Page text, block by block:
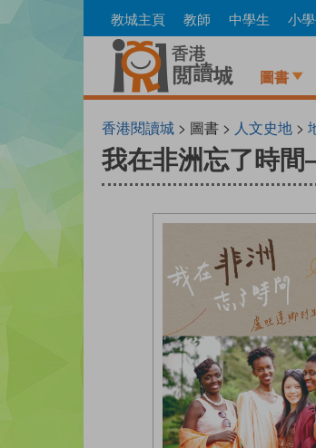
to
教城主頁 教師 中學生 小
圖書
香港閱讀城> 圖書 > 人文史地>
我在非洲忘了時